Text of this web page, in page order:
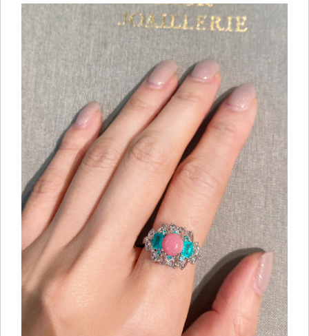
ご注文手続き
カートを見る
お買い物を続ける